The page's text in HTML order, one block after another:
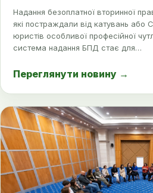
Надання безоплатної вторинної
які постраждали від катувань або
юристів особливої професійної
система надання БПД стає для…
Переглянути новину →